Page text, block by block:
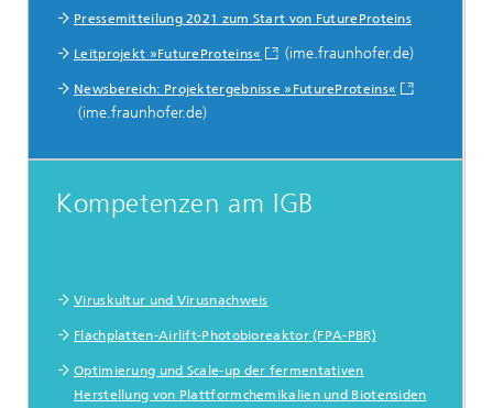
Pressemitteilung 2021 zum Start von FutureProteins
Leitprojekt »FutureProteins« (ime.fraunhofer.de)
Newsbereich: Projektergebnisse »FutureProteins«
(ime.fraunhofer.de)
Kompetenzen am IGB
Viruskultur und Virusnachweis
Flachplatten-Airlift-Photobioreaktor (FPA-PBR)
Optimierung und Scale-up der fermentativen
Herstellung von Plattformchemikalien und Biotensiden